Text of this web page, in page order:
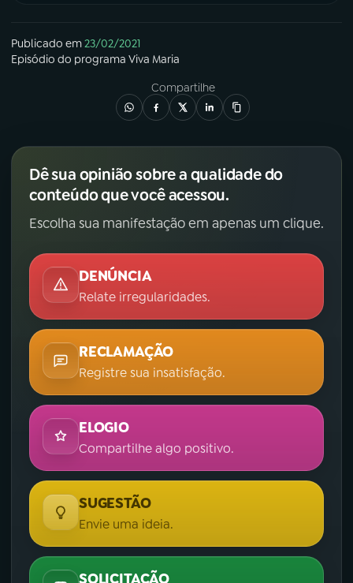
Publicado em23/02/2021
Episódio do programa Viva Maria
Compartilhe
Dê sua opinião sobre a qualidade do
conteúdo que você acessou.
Escolha sua manifestação em apenas um clique.
DENÚNCIA
Relate irregularidades.
RECLAMAÇÃO
Registre sua insatisfação.
ELOGIO
Compartilhe algo positivo.
SUGESTÃO
Envie uma ideia.
SOLICITAÇÃO